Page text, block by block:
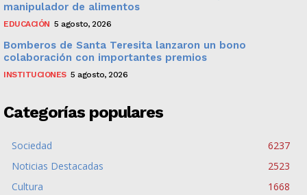
manipulador de alimentos
EDUCACIÓN 5 agosto, 2026
Bomberos de Santa Teresita lanzaron un bono
colaboración con importantes premios
INSTITUCIONES 5 agosto, 2026
Categorías populares
Sociedad
6237
Noticias Destacadas
2523
Cultura
1668